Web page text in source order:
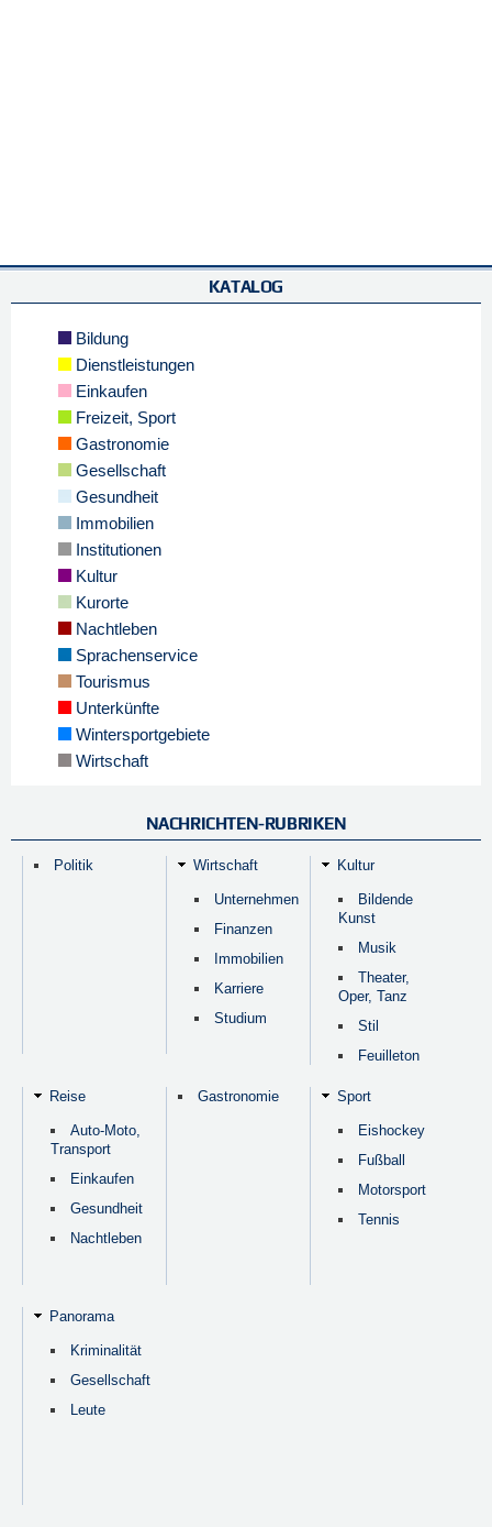
KATALOG
Bildung
Dienstleistungen
Einkaufen
Freizeit, Sport
Gastronomie
Gesellschaft
Gesundheit
Immobilien
Institutionen
Kultur
Kurorte
Nachtleben
Sprachenservice
Tourismus
Unterkünfte
Wintersportgebiete
Wirtschaft
NACHRICHTEN-RUBRIKEN
Politik Wirtschaft
Unternehmen
Finanzen
Immobilien
Karriere
Studium
Kultur
Bildende
Kunst
Musik
Theater,
Oper, Tanz
Stil
Feuilleton
Reise
Auto-Moto,
Transport
Einkaufen
Gesundheit
Nachtleben
Gastronomie Sport
Eishockey
Fußball
Motorsport
Tennis
Panorama
Kriminalität
Gesellschaft
Leute